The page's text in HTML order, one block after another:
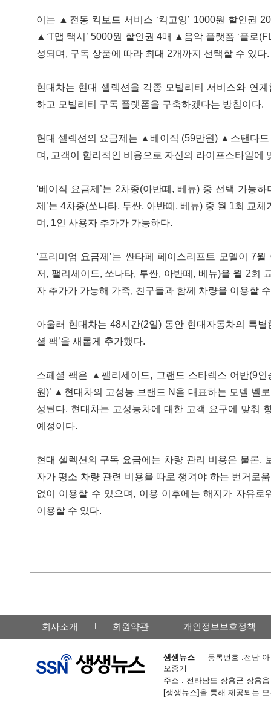
이는 ▲전동 킥보드 서비스 ‘킥고잉’ 1000원 할인권
▲‘T맵 택시’ 5000원 할인권 4매 ▲음악 플랫폼 ‘플로
성되며, 구독 상품에 따라 최대 2개까지 선택할 수 있
현대차는 현대 셀렉션을 각종 모빌리티 서비스와 연
하고 모빌리티 구독 플랫폼을 구축하겠다는 방침이다.
현대 셀렉션의 요금제는 ▲베이직 (59만원) ▲스탠다
며, 고객이 합리적인 비용으로 자신의 라이프스타일에
‘베이직 요금제’는 2차종(아반떼, 베뉴) 중 선택 가능
제’는 4차종(쏘나타, 투싼, 아반떼, 베뉴) 중 월 1회 교
며, 1인 사용자 추가가 가능하다.
‘프리미엄 요금제’는 싼타페 페이스리프트 모델이 7
저, 팰리세이드, 쏘나타, 투싼, 아반떼, 베뉴)을 월 2회
자 추가가 가능해 가족, 친구들과 함께 차량을 이용할
아울러 현대차는 48시간(2일) 동안 현대자동차의 특
셜 팩’을 새롭게 추가했다.
스페셜 팩은 ▲팰리세이드, 그랜드 스타렉스 어반(9
원)’ ▲현대차의 고성능 브랜드 N을 대표하는 모델 벨
성된다. 현대차는 고성능차에 대한 고객 요구에 맞춰
예정이다.
현대 셀렉션의 구독 요금에는 차량 관리 비용은 물론,
자가 평소 차량 관련 비용을 따로 챙겨야 하는 번거로
없이 이용할 수 있으며, 이용 이후에는 해지가 자유
이용할 수 있다.
회사소개 회원약관 개인정보보호정책
생생뉴스 ｜ 등록번호 :전남
오종기
주소 : 전라남도 장흥군 장흥
[생생뉴스]을 통해 제공되는